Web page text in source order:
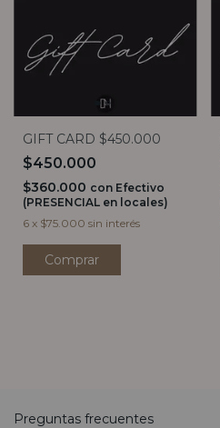
GIFT CARD $450.000
$450.000
$360.000 con Efectivo
(PRESENCIAL en locales)
6 x $75.000 sin interés
Preguntas frecuentes